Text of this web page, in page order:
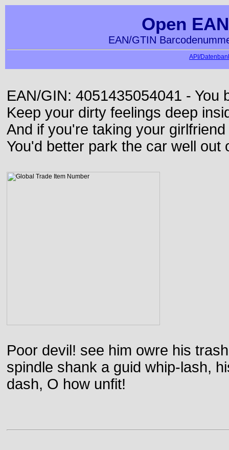
Open
EAN/GTIN
API/
EAN/GIN: 4051435054041 - You
Keep your dirty feelings deep
And if you're taking your
You'd better park the car well out
Poor devil! see him owre his
spindle shank a guid whip-lash,
dash, O how unfit!